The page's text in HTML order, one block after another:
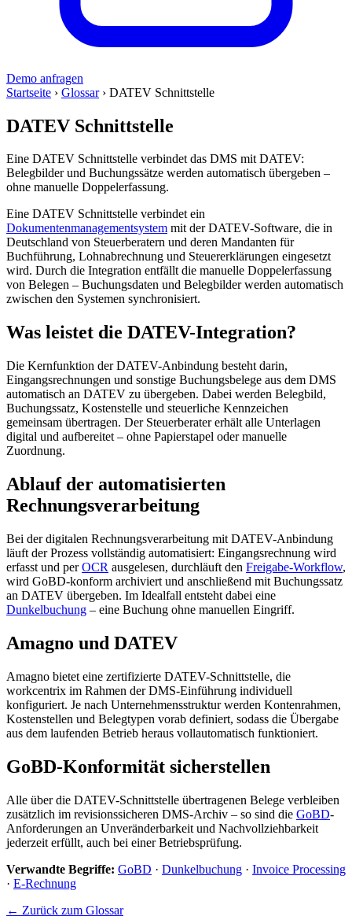
Demo anfragen
Startseite › Glossar › DATEV Schnittstelle
DATEV Schnittstelle
Eine DATEV Schnittstelle verbindet das DMS mit DATEV:
Belegbilder und Buchungssätze werden automatisch übergeben –
ohne manuelle Doppelerfassung.
Eine DATEV Schnittstelle verbindet ein
Dokumentenmanagementsystem mit der DATEV-Software, die in
Deutschland von Steuerberatern und deren Mandanten für
Buchführung, Lohnabrechnung und Steuererklärungen eingesetzt
wird. Durch die Integration entfällt die manuelle Doppelerfassung
von Belegen – Buchungsdaten und Belegbilder werden automatisch
zwischen den Systemen synchronisiert.
Was leistet die DATEV-Integration?
Die Kernfunktion der DATEV-Anbindung besteht darin,
Eingangsrechnungen und sonstige Buchungsbelege aus dem DMS
automatisch an DATEV zu übergeben. Dabei werden Belegbild,
Buchungssatz, Kostenstelle und steuerliche Kennzeichen
gemeinsam übertragen. Der Steuerberater erhält alle Unterlagen
digital und aufbereitet – ohne Papierstapel oder manuelle
Zuordnung.
Ablauf der automatisierten
Rechnungsverarbeitung
Bei der digitalen Rechnungsverarbeitung mit DATEV-Anbindung
läuft der Prozess vollständig automatisiert: Eingangsrechnung wird
erfasst und perOCR ausgelesen, durchläuft den Freigabe-Workflow,
wird GoBD-konform archiviert und anschließend mit Buchungssatz
an DATEV übergeben. Im Idealfall entsteht dabei eine
Dunkelbuchung – eine Buchung ohne manuellen Eingriff.
Amagno und DATEV
Amagno bietet eine zertifizierte DATEV-Schnittstelle, die
workcentrix im Rahmen der DMS-Einführung individuell
konfiguriert. Je nach Unternehmensstruktur werden Kontenrahmen,
Kostenstellen und Belegtypen vorab definiert, sodass die Übergabe
aus dem laufenden Betrieb heraus vollautomatisch funktioniert.
GoBD-Konformität sicherstellen
Alle über die DATEV-Schnittstelle übertragenen Belege verbleiben
zusätzlich im revisionssicheren DMS-Archiv – so sind die GoBD-
Anforderungen an Unveränderbarkeit und Nachvollziehbarkeit
jederzeit erfüllt, auch bei einer Betriebsprüfung.
Verwandte Begriffe: GoBD · Dunkelbuchung · Invoice Processing
· E-Rechnung
← Zurück zum Glossar